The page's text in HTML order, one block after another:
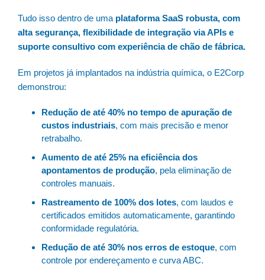
Tudo isso dentro de uma plataforma SaaS robusta, com
alta segurança, flexibilidade de integração via APIs e
suporte consultivo com experiência de chão de fábrica.
Em projetos já implantados na indústria química, o E2Corp
demonstrou:
Redução de até 40% no tempo de apuração de
custos industriais, com mais precisão e menor
retrabalho.
Aumento de até 25% na eficiência dos
apontamentos de produção, pela eliminação de
controles manuais.
Rastreamento de 100% dos lotes, com laudos e
certificados emitidos automaticamente, garantindo
conformidade regulatória.
Redução de até 30% nos erros de estoque, com
controle por endereçamento e curva ABC.